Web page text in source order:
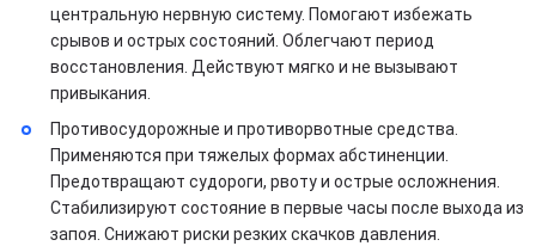
центральную нервную систему. Помогают избежать
срывов и острых состояний. Облегчают период
восстановления. Действуют мягко и не вызывают
привыкания.
Противосудорожные и противорвотные средства.
Применяются при тяжелых формах абстиненции.
Предотвращают судороги, рвоту и острые осложнения.
Стабилизируют состояние в первые часы после выхода из
запоя. Снижают риски резких скачков давления.